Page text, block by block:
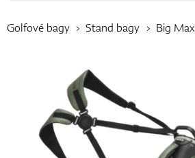
Palice
Golfové bagy Stand bagy Big Max